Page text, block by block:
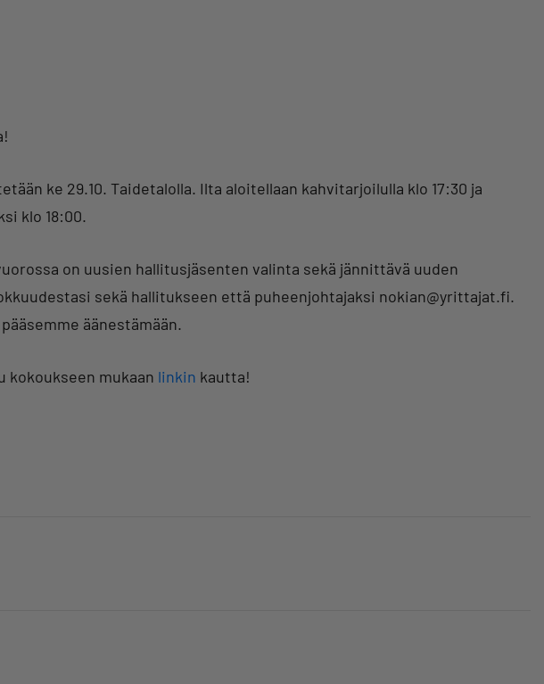
ke 29.10. Taidetalolla. Ilta aloitellaan kahvitarjoilulla klo 17:30 ja
klo 18:00.
on uusien hallitusjäsenten valinta sekä jännittävä uuden
sekä hallitukseen että puheenjohtajaksi nokian@yrittajat.fi.
äänestämään.
mukaan linkin kautta!